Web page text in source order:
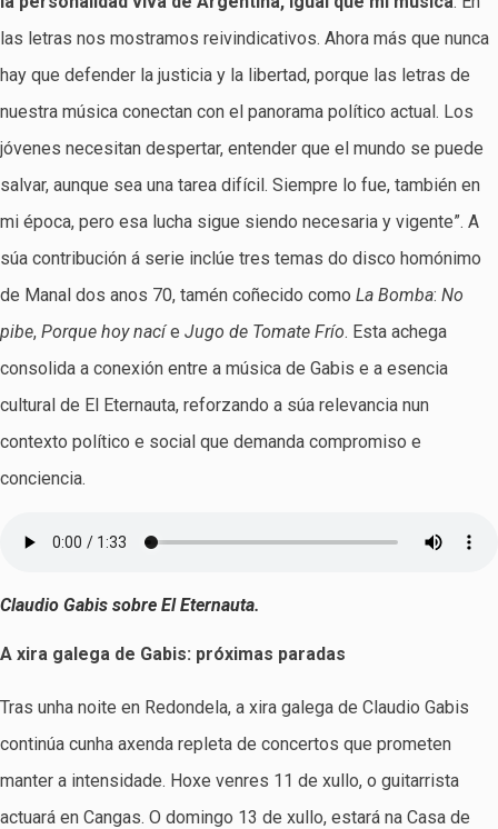
las letras nos mostramos reivindicativos. Ahora más que nunca
hay que defender la justicia y la libertad, porque las letras de
nuestra música conectan con el panorama político actual. Los
jóvenes necesitan despertar, entender que el mundo se puede
salvar, aunque sea una tarea difícil. Siempre lo fue, también en
mi época, pero esa lucha sigue siendo necesaria y vigente”. A
súa contribución á serie inclúe tres temas do disco homónimo
de Manal dos anos 70, tamén coñecido como La Bomba: No
pibe, Porque hoy nacíe Jugo de Tomate Frío. Esta achega
consolida a conexión entre a música de Gabis e a esencia
cultural de El Eternauta, reforzando a súa relevancia nun
contexto político e social que demanda compromiso e
conciencia.
Claudio Gabis sobre El Eternauta.
A xira galega de Gabis: próximas paradas
Tras unha noite en Redondela, a xira galega de Claudio Gabis
continúa cunha axenda repleta de concertos que prometen
manter a intensidade. Hoxe venres 11 de xullo, o guitarrista
actuará en Cangas. O domingo 13 de xullo, estará na Casa de